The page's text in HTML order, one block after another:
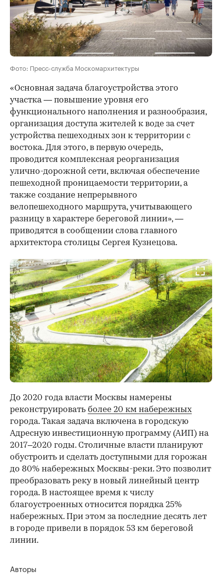
Фото: Пресс-служба Москомархитектуры
«Основная задача благоустройства этого
участка — повышение уровня его
функционального наполнения и разнообразия,
организация доступа жителей к воде за счет
устройства пешеходных зон к территории с
востока. Для этого, в первую очередь,
проводится комплексная реорганизация
улично-дорожной сети, включая обеспечение
пешеходной проницаемости территории, а
также создание непрерывного
велопешеходного маршрута, учитывающего
разницу в характере береговой линии», —
приводятся в сообщении слова главного
архитектора столицы Сергея Кузнецова.
До 2020 года власти Москвы намерены
реконструировать более 20 км набережных
города. Такая задача включена в городскую
Адресную инвестиционную программу (АИП) на
2017–2020 годы. Столичные власти планируют
обустроить и сделать доступными для горожан
до 80% набережных Москвы-реки. Это позволит
преобразовать реку в новый линейный центр
города. В настоящее время к числу
благоустроенных относится порядка 25%
набережных. При этом за последние десять лет
в городе привели в порядок 53 км береговой
линии.
Авторы